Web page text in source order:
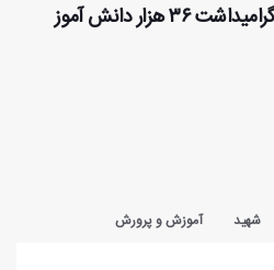
طنین نام بلند ایران در آیین گرامیداشت ۳۶ هزار دانش آموز
شهید آموزش و پرورش